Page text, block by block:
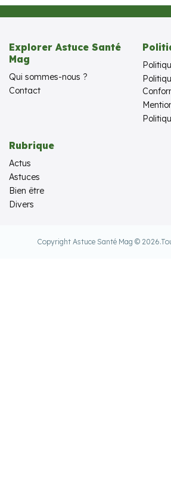
Explorer Astuce Santé
Mag
Qui sommes-nous ?
Contact
Rubrique
Actus
Astuces
Bien être
Divers
Copyright Astuce Santé Mag © 2026.